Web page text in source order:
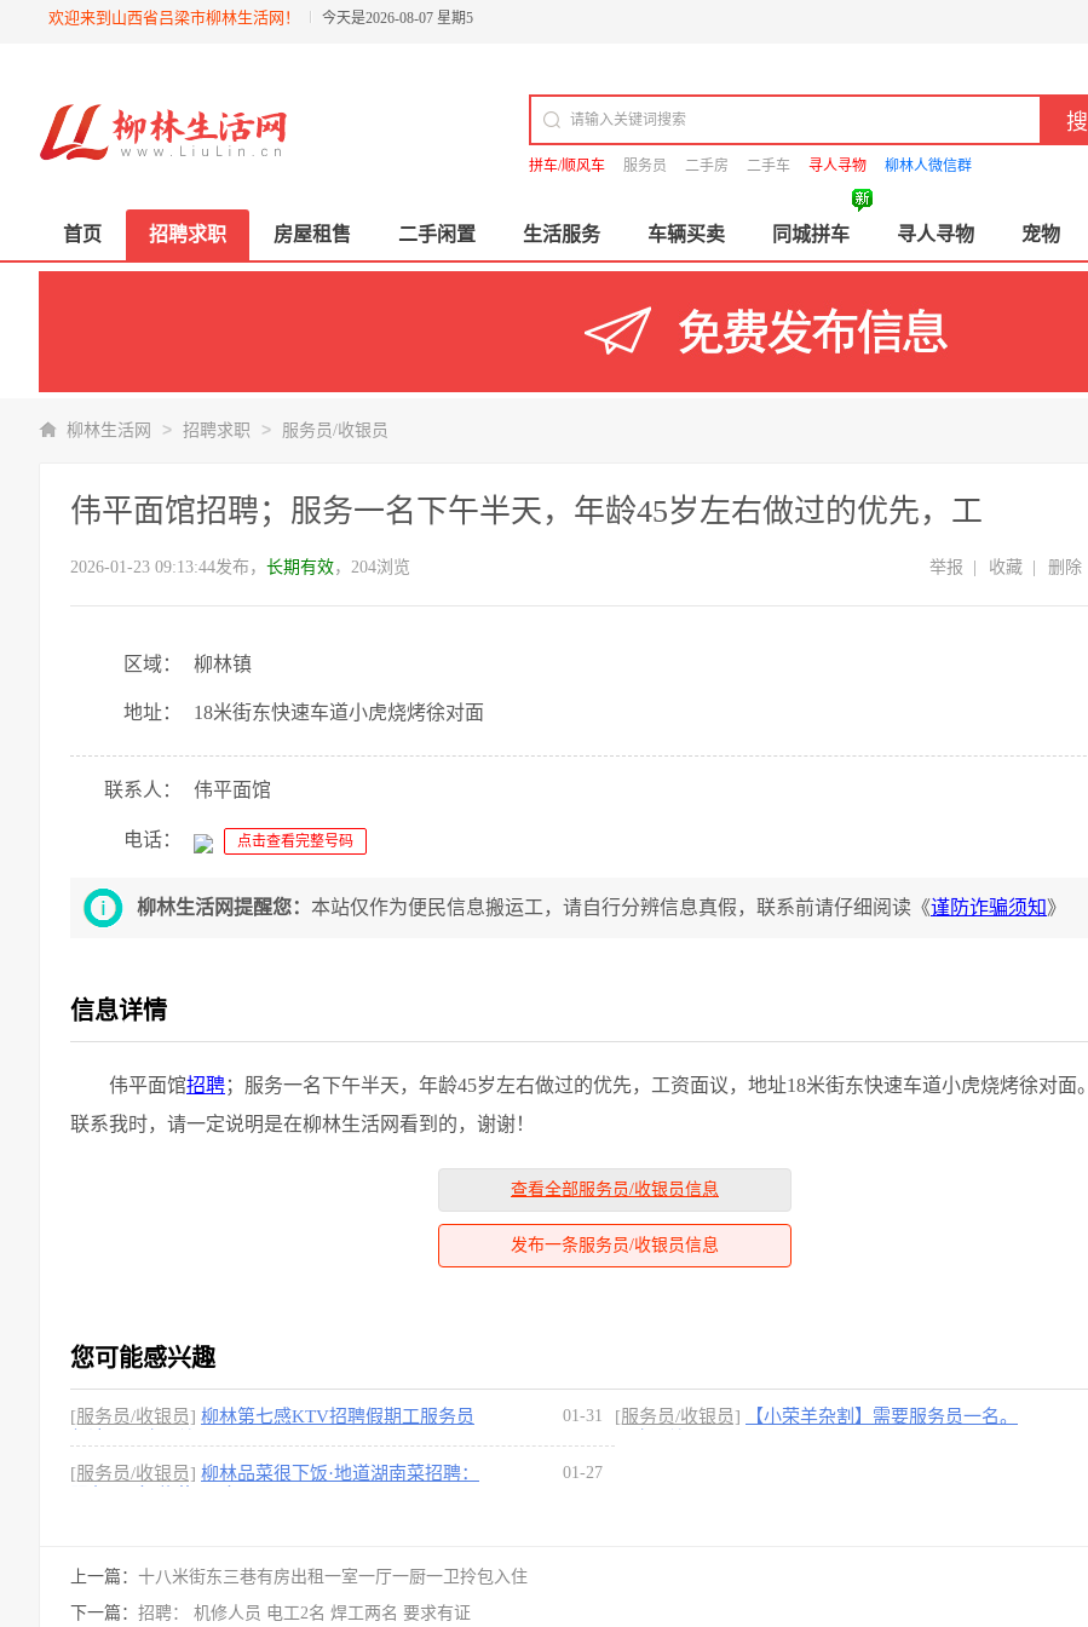
欢迎来到山西省吕梁市柳林生活网！ 今天是2026-08-07 星期5
拼车/顺风车 服务员 二手房 二手车 寻人寻物 柳林人微信群
首页 招聘求职 房屋租售 二手闲置 生活服务 车辆买卖 同城拼车 寻人寻物 宠物
柳林生活网 > 招聘求职 > 服务员/收银员
伟平面馆招聘；服务一名下午半天，年龄45岁左右做过的优先，工
2026-01-23 09:13:44发布， 长期有效，204浏览 删除
收藏
举报
区域： 柳林镇
地址： 18米街东快速车道小虎烧烤徐对面
联系人： 伟平面馆
电话： 点击查看完整号码
柳林生活网提醒您： 本站仅作为便民信息搬运工，请自行分辨信息真假，联系前请仔细阅读《谨防诈骗须知》
信息详情
伟平面馆招聘；服务一名下午半天，年龄45岁左右做过的优先，工资面议，地址18米街东快速车道小虎烧烤徐对面。
联系我时，请一定说明是在柳林生活网看到的，谢谢！
查看全部服务员/收银员信息
发布一条服务员/收银员信息
您可能感兴趣
[服务员/收银员] 柳林第七感KTV招聘假期工服务员
01-31 [服务员/收银员]
【小荣羊杂割】需要服务员一名。
[服务员/收银员] 柳林品菜很下饭·地道湖南菜招聘：
01-27
上一篇： 十八米街东三巷有房出租一室一厅一厨一卫拎包入住
下一篇： 招聘： 机修人员 电工2名 焊工两名 要求有证